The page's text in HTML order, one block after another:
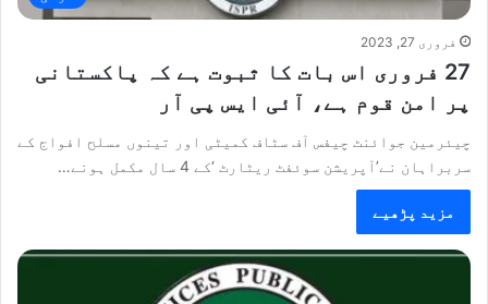
فروری 27, 2023
27 فروری اس بات کا ثبوت ہے کہ پاکستانی
پر امن قوم ہے، آئی ایس پی آر
چیئرمین جوائنٹ چیفس آف سٹاف کمیٹی اور تینوں مسلح افواج کے
سربراہان نے’آپریشن سوئفٹ ریٹارٹ ‘کے 4 سال مکمل ہونے…
مزید پڑھیے